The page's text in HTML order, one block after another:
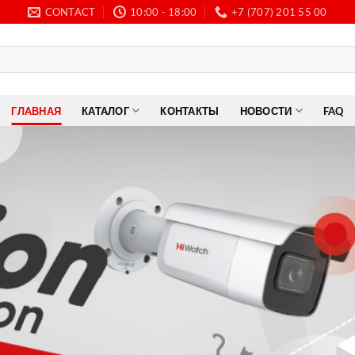
CONTACT 10:00 - 18:00 +7 (707) 201 55 00
ГЛАВНАЯ КАТАЛОГ КОНТАКТЫ НОВОСТИ FAQ